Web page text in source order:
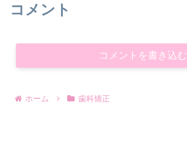
コメント
コメントを書き込む
ホーム 歯科矯正